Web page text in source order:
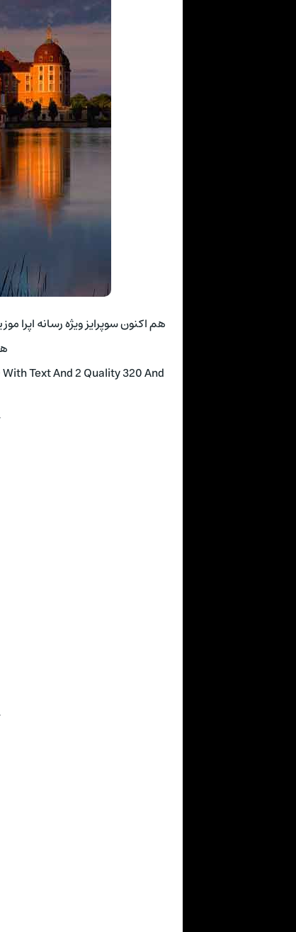
هم اکنون سوپرایز ویژه رسانه اپرا
Text And 2 Quality 320 And